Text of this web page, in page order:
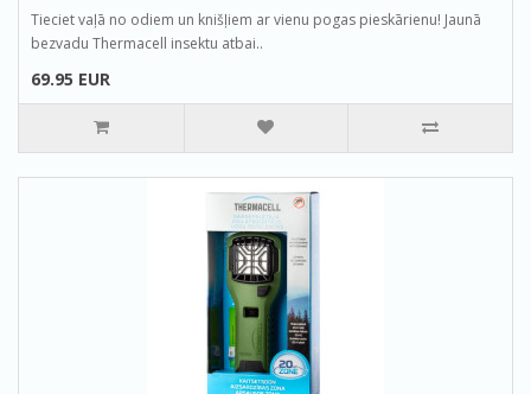
Tieciet vaļā no odiem un knišļiem ar vienu pogas pieskārienu! Jaunā
bezvadu Thermacell insektu atbai..
69.95 EUR